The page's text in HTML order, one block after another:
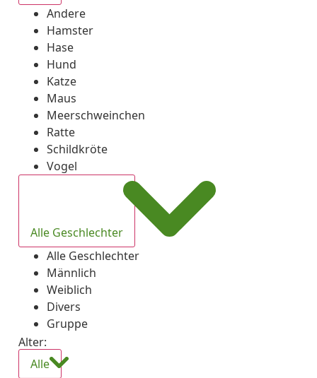
Andere
Hamster
Hase
Hund
Katze
Maus
Meerschweinchen
Ratte
Schildkröte
Vogel
Alle Geschlechter
Alle Geschlechter
Männlich
Weiblich
Divers
Gruppe
Alter:
Alle